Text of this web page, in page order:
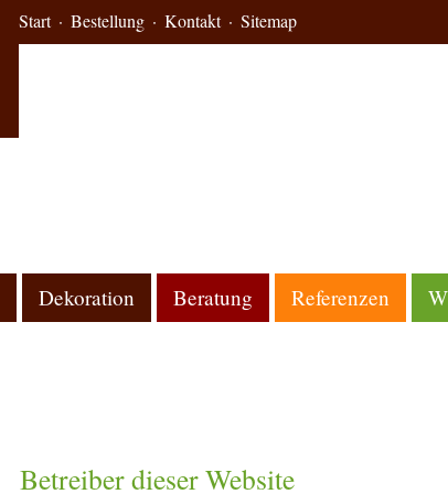
Start Bestellung Kontakt Sitemap
Dekoration Beratung Referenzen
Betreiber dieser Website